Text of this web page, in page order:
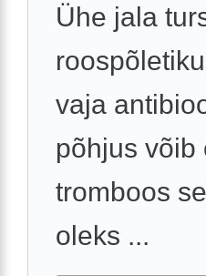
Ühe jala
vaja
põhjus võib
tromboos
oleks ...